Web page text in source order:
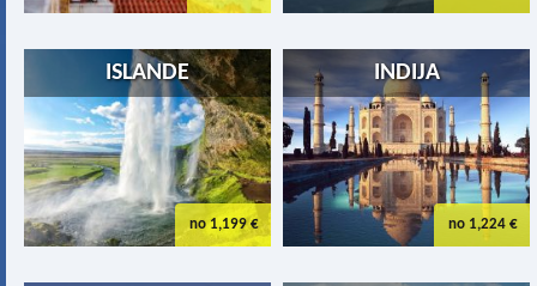
no 1,199 €
ISLANDE
no 1,224 €
INDIJA